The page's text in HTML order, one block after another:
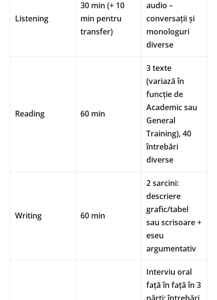
Listening
30 min (+ 10
min pentru
transfer)
audio –
conversații și
monologuri
diverse
Reading 60 min
3 texte
(variază în
funcție de
Academic sau
General
Training), 40
întrebări
diverse
Writing 60 min
2 sarcini:
descriere
grafic/tabel
sau scrisoare +
eseu
argumentativ
Interviu oral
față în față în 3
părți: întrebări